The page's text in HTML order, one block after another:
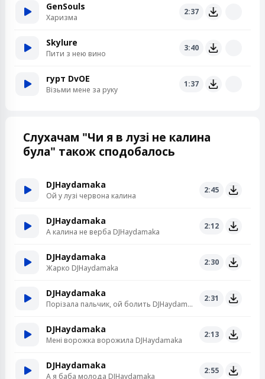
GenSouls
Харизма
2:37
Skylure
Пити з нею вино
3:40
гурт DvOE
Візьми мене за руку
1:37
Слухачам "Чи я в лузі не калина
була" також сподобалось
DJHaydamaka
Ой у лузі червона калина
2:45
DJHaydamaka
А калина не верба DJHaydamaka
2:12
DJHaydamaka
Жарко DJHaydamaka
2:30
DJHaydamaka
Порізала пальчик, ой болить DJHaydamaka
2:31
DJHaydamaka
Мені ворожка ворожила DJHaydamaka
2:13
DJHaydamaka
А я баба молода DJHaydamaka
2:55